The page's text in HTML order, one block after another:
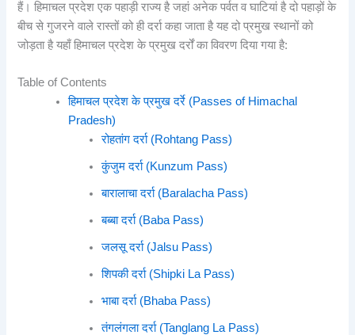
हैं। हिमाचल प्रदेश एक पहाड़ी राज्य है जहां अनेक पर्वत व घाटियां है दो पहाड़ों के
बीच से गुजरने वाले रास्तों को ही दर्रा कहा जाता है यह दो प्रमुख स्थानों को
जोड़ता है यहाँ हिमाचल प्रदेश के प्रमुख दर्रों का विवरण दिया गया है:
Table of Contents
हिमाचल प्रदेश के प्रमुख दर्रे (Passes of Himachal
Pradesh)
रोहतांग दर्रा (Rohtang Pass)
कुंजुम दर्रा (Kunzum Pass)
बारालाचा दर्रा (Baralacha Pass)
बब्बा दर्रा (Baba Pass)
जलसू दर्रा (Jalsu Pass)
शिपकी दर्रा (Shipki La Pass)
भाबा दर्रा (Bhaba Pass)
तंगलंगला दर्रा (Tanglang La Pass)